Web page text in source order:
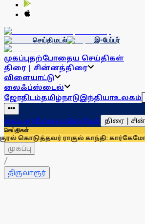
செய்தி மடல் இ-பேப்பர்
முகப்புதற்போதைய செய்திகள்
திரை | சின்னத்திரை
விளையாட்டு
லைஃப்ஸ்டைல்
ஜோதிடம்தமிழ்நாடுஇந்தியாஉலகம்
முகப்புதற்போதைய செய்திகள் திரை |
செய்திகள்
ராகுல் காந்தி: கார்கேமோஜ்தபா
முகப்பு
/
திருவாரூர்